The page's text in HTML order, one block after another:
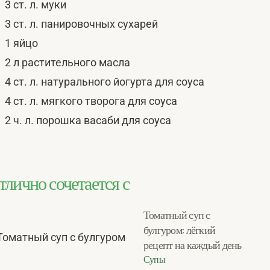
3 ст. л. муки
3 ст. л. панировочных сухарей
1 яйцо
2 л растительного масла
4 ст. л. натурального йогурта для соуса
4 ст. л. мягкого творога для соуса
2 ч. л. порошка васаби для соуса
сочетается с
Томатный суп с
булгуром: лёгкий
рецепт на каждый день
Супы